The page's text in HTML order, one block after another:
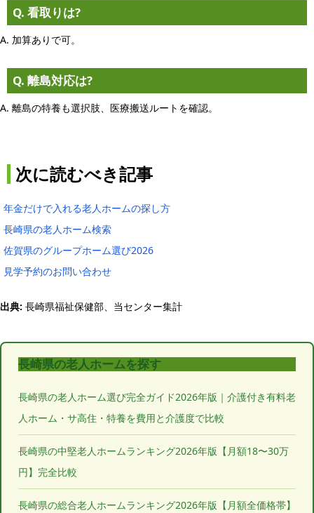
Q. 看取りは?
A. 加算ありで可。
Q. 離島対応は?
A. 離島の特養も選択肢、医療搬送ルートを確認。
次に読むべき記事
年金だけで入れる老人ホームの探し方
長崎県の老人ホーム検索
佐賀県のグループホーム選び2026
見学予約のお問い合わせ
出典: 長崎県福祉保健部、当センター集計
長崎県の老人ホームを探す
長崎県の老人ホーム選び完全ガイド2026年版｜介護付き有料老
人ホーム・サ高住・特養を費用と介護度で比較
長崎県の中堅老人ホームランキング2026年版【月額18〜30万
円】完全比較
長崎県の総合老人ホームランキング2026年版【月額全価格帯】